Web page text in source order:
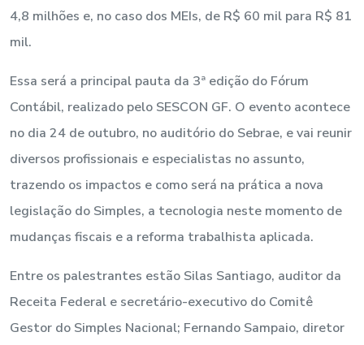
4,8 milhões e, no caso dos MEIs, de R$ 60 mil para R$ 81
mil.
Essa será a principal pauta da 3ª edição do Fórum
Contábil, realizado pelo SESCON GF. O evento acontece
no dia 24 de outubro, no auditório do Sebrae, e vai reunir
diversos profissionais e especialistas no assunto,
trazendo os impactos e como será na prática a nova
legislação do Simples, a tecnologia neste momento de
mudanças fiscais e a reforma trabalhista aplicada.
Entre os palestrantes estão Silas Santiago, auditor da
Receita Federal e secretário-executivo do Comitê
Gestor do Simples Nacional; Fernando Sampaio, diretor